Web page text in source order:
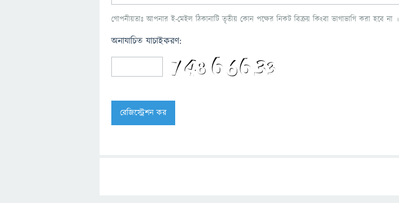
গোপনীয়তাঃ আপনার ই-মেইল ঠিকানাটি তৃতীয় কোন পক্ষের নিকট বিক্রয় কিংবা ভাগাভাগি করা হবে না ।
অনাযাচিত যাচাইকরণ: